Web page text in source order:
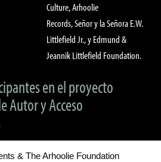
Culture, Arhoolie
Records, Señor y la Señora E.W.
Littlefield Jr., y Edmund &
Jeannik Littlefield Foundation.
en el proyecto
Autor y Acceso
& The Arhoolie Foundation